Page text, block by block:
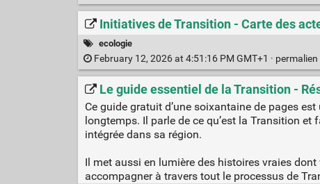
Initiatives de Transition - Carte des
ecologie
February 12, 2026 at 4:51:16 PM GMT+1 · permalien
Le guide essentiel de la Transition -
Ce guide gratuit d’une soixantaine de pages
longtemps. Il parle de ce qu’est la Transition
intégrée dans sa région.
Il met aussi en lumière des histoires vraies
accompagner à travers tout le processus de